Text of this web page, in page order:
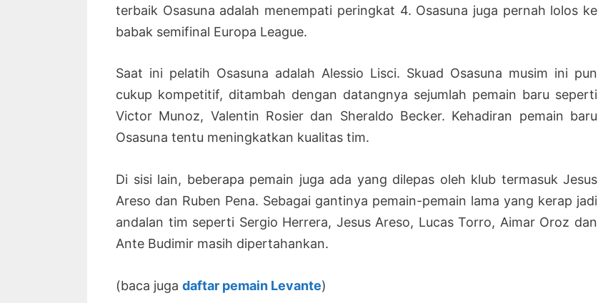
terbaik Osasuna adalah menempati peringkat 4. Osasuna juga pernah lolos ke
babak semifinal Europa League.
Saat ini pelatih Osasuna adalah Alessio Lisci. Skuad Osasuna musim ini pun
cukup kompetitif, ditambah dengan datangnya sejumlah pemain baru seperti
Victor Munoz, Valentin Rosier dan Sheraldo Becker. Kehadiran pemain baru
Osasuna tentu meningkatkan kualitas tim.
Di sisi lain, beberapa pemain juga ada yang dilepas oleh klub termasuk Jesus
Areso dan Ruben Pena. Sebagai gantinya pemain-pemain lama yang kerap jadi
andalan tim seperti Sergio Herrera, Jesus Areso, Lucas Torro, Aimar Oroz dan
Ante Budimir masih dipertahankan.
(baca juga daftar pemain Levante)